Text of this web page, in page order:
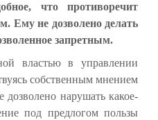
что противоречит
Ему не дозволено делать
запретным.
властью в управлении
собственным мнением
нарушать какое-
под предлогом пользы